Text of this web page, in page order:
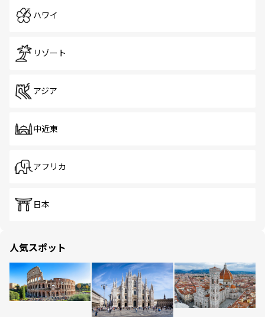
ハワイ
リゾート
アジア
中近東
アフリカ
日本
人気スポット